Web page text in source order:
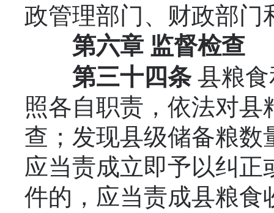
政管理部门、财政部门
第六章 监督检查
第三十四条县粮食
照各自职责，依法对
查；发现县级储备粮数
应当责成立即予以纠
件的，应当责成县粮食